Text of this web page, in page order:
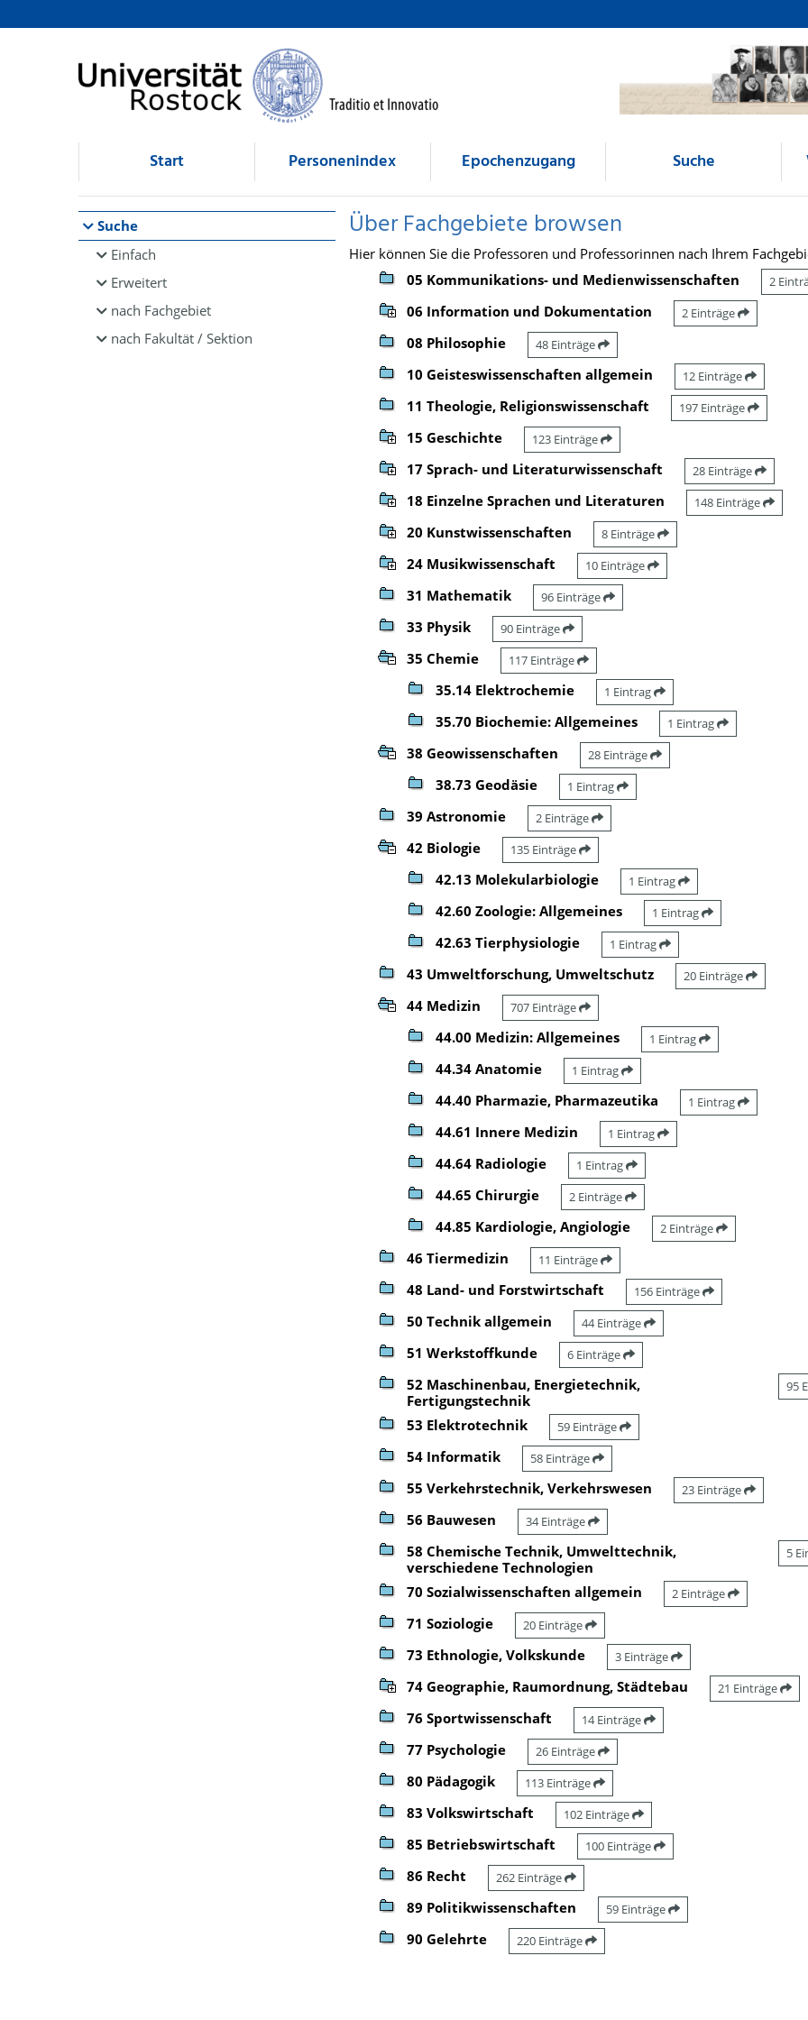
Browsen
direkt zum Inhalt
Start Personenindex Epochenzugang Suche
Suche
Einfach
Erweitert
nach Fachgebiet
nach Fakultät / Sektion
Über Fachgebiete browsen
Hier können Sie die Professoren und Professorinnen nach Ihrem
05 Kommunikations- und Medienwissenschaften
2
06 Information und Dokumentation 2 Einträge
08 Philosophie 48 Einträge
10 Geisteswissenschaften allgemein 12 Einträge
11 Theologie, Religionswissenschaft 197 Einträge
15 Geschichte 123 Einträge
17 Sprach- und Literaturwissenschaft 28 Einträge
18 Einzelne Sprachen und Literaturen 148 Einträge
20 Kunstwissenschaften 8 Einträge
24 Musikwissenschaft 10 Einträge
31 Mathematik 96 Einträge
33 Physik 90 Einträge
35 Chemie 117 Einträge
35.14 Elektrochemie 1 Eintrag
35.70 Biochemie: Allgemeines 1 Eintrag
38 Geowissenschaften 28 Einträge
38.73 Geodäsie 1 Eintrag
39 Astronomie 2 Einträge
42 Biologie 135 Einträge
42.13 Molekularbiologie 1 Eintrag
42.60 Zoologie: Allgemeines 1 Eintrag
42.63 Tierphysiologie 1 Eintrag
43 Umweltforschung, Umweltschutz 20 Einträge
44 Medizin 707 Einträge
44.00 Medizin: Allgemeines 1 Eintrag
44.34 Anatomie 1 Eintrag
44.40 Pharmazie, Pharmazeutika 1 Eintrag
44.61 Innere Medizin 1 Eintrag
44.64 Radiologie 1 Eintrag
44.65 Chirurgie 2 Einträge
44.85 Kardiologie, Angiologie 2 Einträge
46 Tiermedizin 11 Einträge
48 Land- und Forstwirtschaft 156 Einträge
50 Technik allgemein 44 Einträge
51 Werkstoffkunde 6 Einträge
52 Maschinenbau, Energietechnik,
Fertigungstechnik
95
53 Elektrotechnik 59 Einträge
54 Informatik 58 Einträge
55 Verkehrstechnik, Verkehrswesen 23 Einträge
56 Bauwesen 34 Einträge
58 Chemische Technik, Umwelttechnik,
verschiedene Technologien
5
70 Sozialwissenschaften allgemein 2 Einträge
71 Soziologie 20 Einträge
73 Ethnologie, Volkskunde 3 Einträge
74 Geographie, Raumordnung, Städtebau 21 Einträge
76 Sportwissenschaft 14 Einträge
77 Psychologie 26 Einträge
80 Pädagogik 113 Einträge
83 Volkswirtschaft 102 Einträge
85 Betriebswirtschaft 100 Einträge
86 Recht 262 Einträge
89 Politikwissenschaften 59 Einträge
90 Gelehrte 220 Einträge